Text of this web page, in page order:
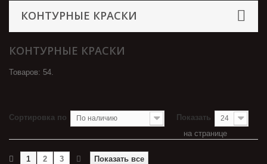
КОНТУРНЫЕ КРАСКИ
КОНТУРНЫЕ КРАСКИ
Товаров: 54.
Сортировка по По наличию Показать 24
на странице
Показать все
1 2 3